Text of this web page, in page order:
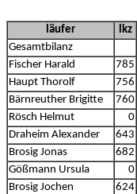
läufer lkz
Gesamtbilanz
Fischer Harald
785
Haupt Thorolf
756
Bärnreuther Brigitte
760
Rösch Helmut
0
Draheim Alexander
643
Brosig Jonas
682
Gößmann Ursula
0
Brosig Jochen
624